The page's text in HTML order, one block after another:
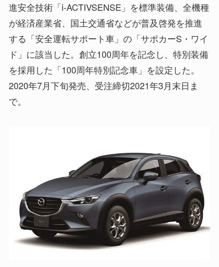
進安全技術「i-ACTIVSENSE」を標準装備、全機種
が経済産業省、国土交通省などが普及啓発を推進
する「安全運転サポート車」の「サポカーS・ワイ
ド」に該当した。創立100周年を記念し、特別装備
を採用した「100周年特別記念車」を設定した。
2020年7月下旬発売、受注締切2021年3月末日ま
で。